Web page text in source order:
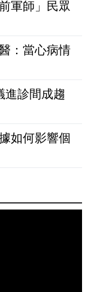
軍師」民眾
：當心病情
進診間成趨
如何影響個